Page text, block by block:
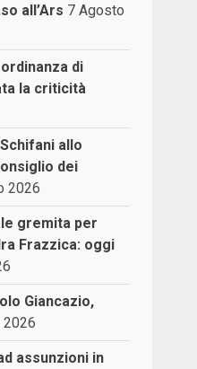
all’Ars 7 Agosto
di
la criticità
allo
dei
2026
gremita per
Frazzica: oggi
Giancazio,
2026
assunzioni in